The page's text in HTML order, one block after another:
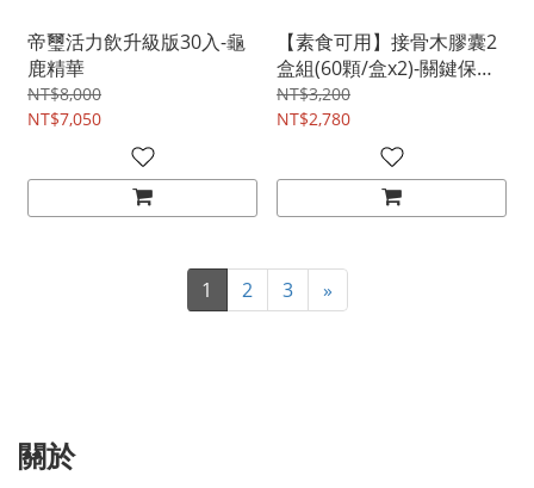
帝璽活力飲升級版30入-龜
鹿精華
NT$8,000
NT$7,050
【素食可用】接骨木膠囊2
盒組(60顆/盒x2)-關鍵保養
新選擇
NT$3,200
NT$2,780
1 2 3 »
關於